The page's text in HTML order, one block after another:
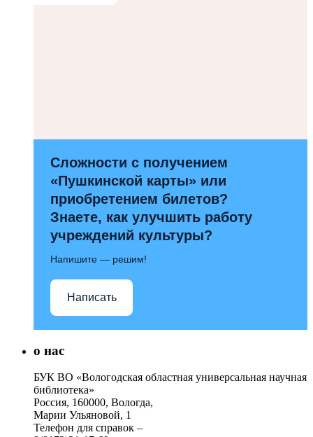
Сложности с получением
«Пушкинской карты» или
приобретением билетов?
Знаете, как улучшить работу
учреждений культуры?
Напишите — решим!
Написать
о нас
БУК ВО «Вологодская областная универсальная научная
библиотека»
Россия, 160000, Вологда,
Марии Ульяновой, 1
Телефон для справок –